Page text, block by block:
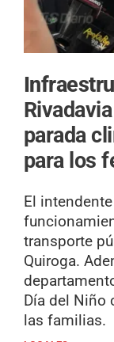
parada
para los
El
transporte
Quiroga.
Día del Niño
las familias.